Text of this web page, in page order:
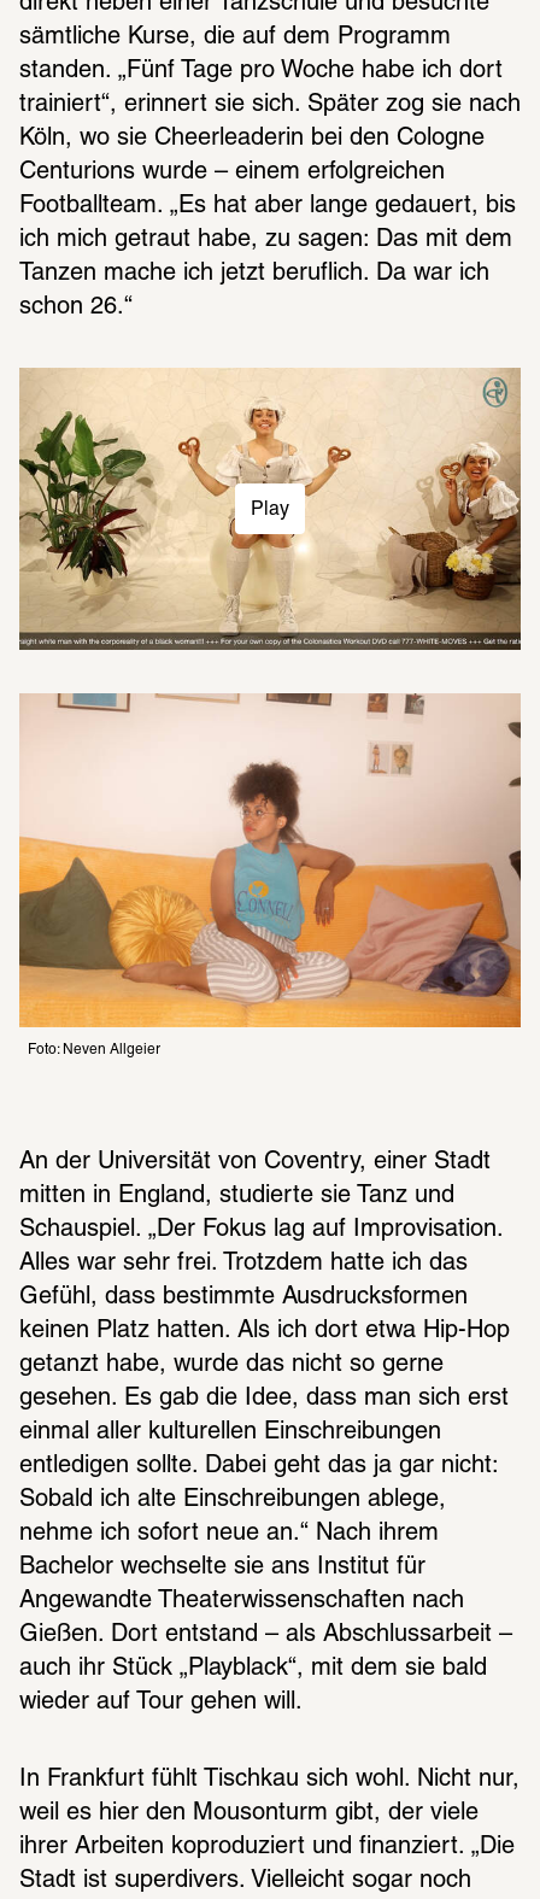
sämtliche Kurse, die auf dem Programm
standen. „Fünf Tage pro Woche habe ich dort
trainiert“, erinnert sie sich. Später zog sie nach
Köln, wo sie Cheerleaderin bei den Cologne
Centurions wurde – einem erfolgreichen
Footballteam. „Es hat aber lange gedauert, bis
ich mich getraut habe, zu sagen: Das mit dem
Tanzen mache ich jetzt beruflich. Da war ich
schon 26.“
Play
Foto: Neven Allgeier
An der Universität von Coventry, einer Stadt
mitten in England, studierte sie Tanz und
Schauspiel. „Der Fokus lag auf Improvisation.
Alles war sehr frei. Trotzdem hatte ich das
Gefühl, dass bestimmte Ausdrucksformen
keinen Platz hatten. Als ich dort etwa Hip-Hop
getanzt habe, wurde das nicht so gerne
gesehen. Es gab die Idee, dass man sich erst
einmal aller kulturellen Einschreibungen
entledigen sollte. Dabei geht das ja gar nicht:
Sobald ich alte Einschreibungen ablege,
nehme ich sofort neue an.“ Nach ihrem
Bachelor wechselte sie ans Institut für
Angewandte Theaterwissenschaften nach
Gießen. Dort entstand – als Abschlussarbeit –
auch ihr Stück „Playblack“, mit dem sie bald
wieder auf Tour gehen will.
In Frankfurt fühlt Tischkau sich wohl. Nicht nur,
weil es hier den Mousonturm gibt, der viele
ihrer Arbeiten koproduziert und finanziert. „Die
Stadt ist superdivers. Vielleicht sogar noch